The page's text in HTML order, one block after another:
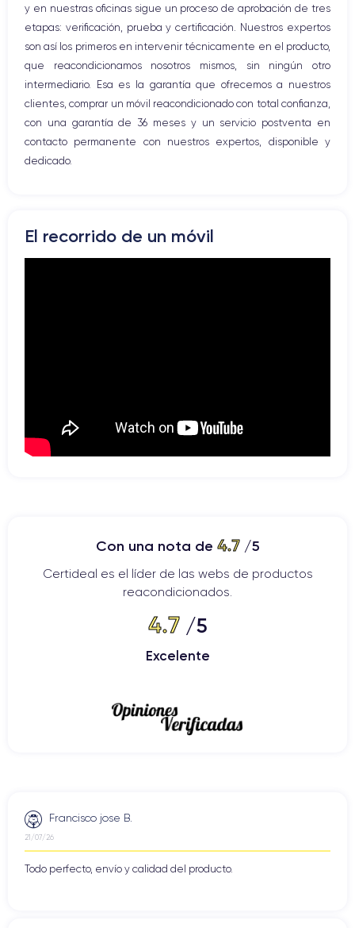
y en nuestras oficinas sigue un proceso de aprobación de tres
etapas: verificación, prueba y certificación. Nuestros expertos
son así los primeros en intervenir técnicamente en el producto,
que reacondicionamos nosotros mismos, sin ningún otro
intermediario. Esa es la garantía que ofrecemos a nuestros
clientes, comprar un móvil reacondicionado con total confianza,
con una garantía de 36 meses y un servicio postventa en
contacto permanente con nuestros expertos, disponible y
dedicado.
El recorrido de un móvil
Con una nota de 4.7/5
Certideal es el líder de las webs de productos
reacondicionados.
4.7/5
Excelente
Francisco jose B.
21/07/26
Todo perfecto, envío y calidad del producto.